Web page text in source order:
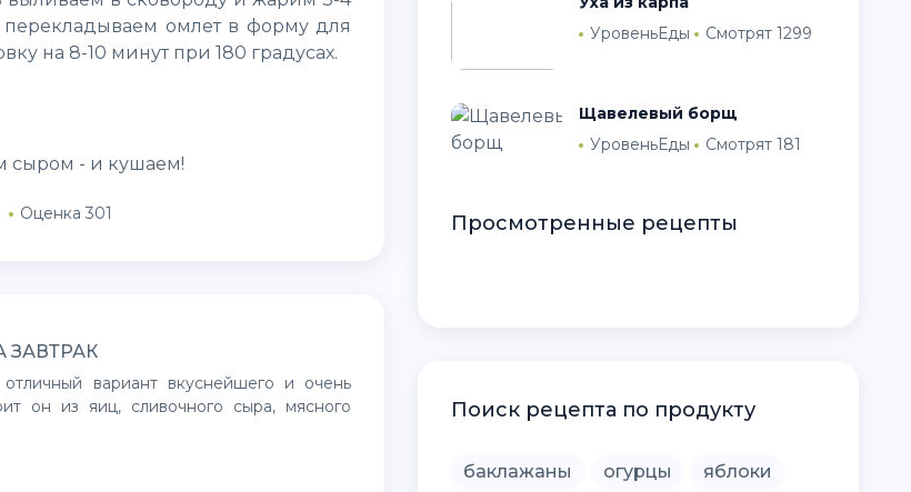
перекладываем омлет в форму для
на 8-10 минут при 180 градусах.
сыром - и кушаем!
Оценка 301
он из яиц, сливочного сыра, мясного
УровеньЕды
Смотрят 1299
Щавелевый борщ
УровеньЕды
Смотрят 181
Просмотренные рецепты
Поиск рецепта по продукту
баклажаны огурцы яблоки